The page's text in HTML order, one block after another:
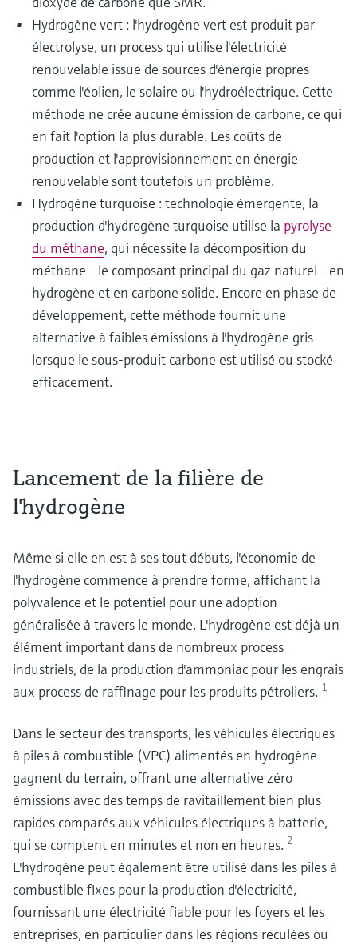
Hydrogène vert : l'hydrogène vert est produit par
électrolyse, un process qui utilise l'électricité
renouvelable issue de sources d'énergie propres
comme l'éolien, le solaire ou l'hydroélectrique. Cette
méthode ne crée aucune émission de carbone, ce qui
en fait l'option la plus durable. Les coûts de
production et l'approvisionnement en énergie
renouvelable sont toutefois un problème.
Hydrogène turquoise : technologie émergente, la
production d'hydrogène turquoise utilise la pyrolyse
du méthane, qui nécessite la décomposition du
méthane - le composant principal du gaz naturel - en
hydrogène et en carbone solide. Encore en phase de
développement, cette méthode fournit une
alternative à faibles émissions à l'hydrogène gris
lorsque le sous-produit carbone est utilisé ou stocké
efficacement.
Lancement de la filière de
l'hydrogène
Même si elle en est à ses tout débuts, l'économie de
l'hydrogène commence à prendre forme, affichant la
polyvalence et le potentiel pour une adoption
généralisée à travers le monde. L'hydrogène est déjà un
élément important dans de nombreux process
industriels, de la production d'ammoniac pour les engrais
aux process de raffinage pour les produits pétroliers. 1
Dans le secteur des transports, les véhicules électriques
à piles à combustible (VPC) alimentés en hydrogène
gagnent du terrain, offrant une alternative zéro
émissions avec des temps de ravitaillement bien plus
rapides comparés aux véhicules électriques à batterie,
qui se comptent en minutes et non en heures. 2
L'hydrogène peut également être utilisé dans les piles à
combustible fixes pour la production d'électricité,
fournissant une électricité fiable pour les foyers et les
entreprises, en particulier dans les régions reculées ou